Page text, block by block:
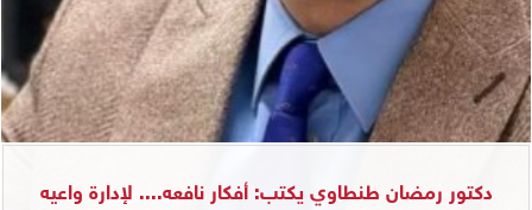
دكتور رمضان طنطاوي يكتب: أفكار نافعه.... لإدارة واعيه